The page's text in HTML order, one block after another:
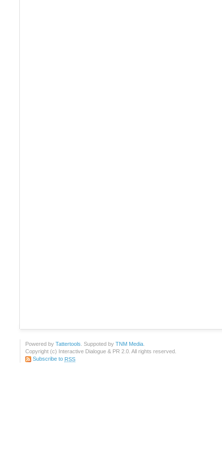
Powered by Tattertools . Suppoted by TNM Media
Copyright (c) Interactive Dialogue & PR 2.0. All rights reserved.
Subscribe to RSS